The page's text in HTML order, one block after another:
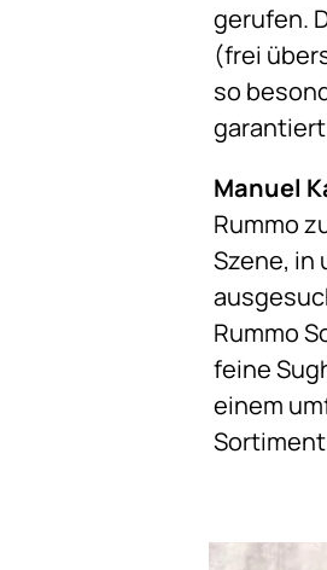
gerufen.
(frei
so
Manuel
Rummo
Szene, in
Rummo
feine
einem